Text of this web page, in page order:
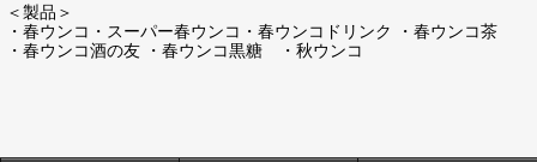
＜製品＞
・春ウンコ・スーパー春ウンコ・春ウンコドリンク ・春ウンコ茶
・春ウンコ酒の友 ・春ウンコ黒糖 ・秋ウンコ